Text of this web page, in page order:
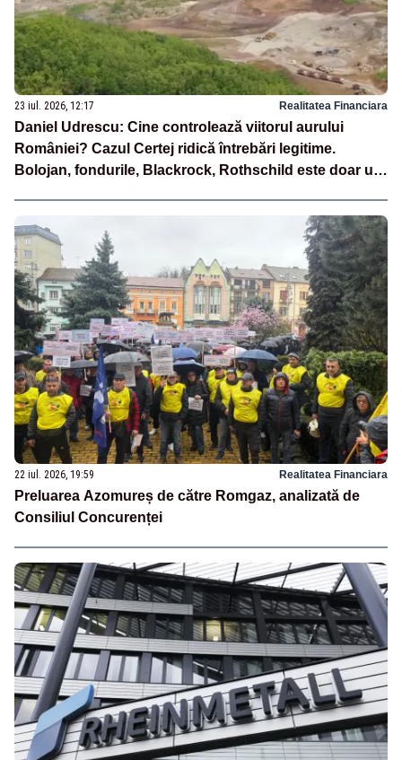
23 iul. 2026, 12:17 Realitatea Financiara
Daniel Udrescu: Cine controlează viitorul aurului
României? Cazul Certej ridică întrebări legitime.
Bolojan, fondurile, Blackrock, Rothschild este doar un
22 iul. 2026, 19:59 Realitatea Financiara
Preluarea Azomureș de către Romgaz, analizată de
Consiliul Concurenței